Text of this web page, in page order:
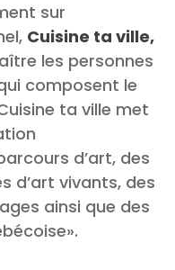
sur
Cuisine ta ville,
les personnes
composent le
ta ville met
d’art, des
d’art vivants, des
ainsi que des